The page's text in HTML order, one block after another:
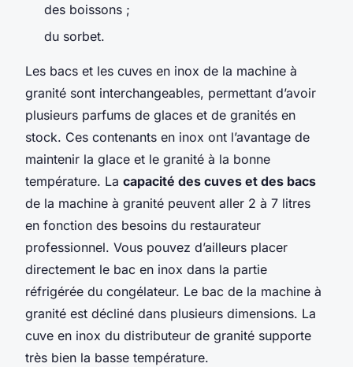
des boissons ;
du sorbet.
Les bacs et les cuves en inox de la machine à
granité sont interchangeables, permettant d’avoir
plusieurs parfums de glaces et de granités en
stock. Ces contenants en inox ont l’avantage de
maintenir la glace et le granité à la bonne
température. La capacité des cuves et des bacs
de la machine à granité peuvent aller 2 à 7 litres
en fonction des besoins du restaurateur
professionnel. Vous pouvez d’ailleurs placer
directement le bac en inox dans la partie
réfrigérée du congélateur. Le bac de la machine à
granité est décliné dans plusieurs dimensions. La
cuve en inox du distributeur de granité supporte
très bien la basse température.